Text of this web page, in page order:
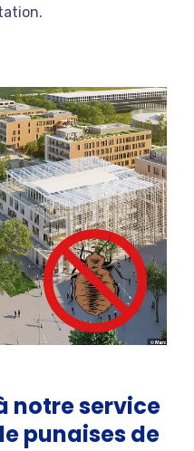
notre service
punaises de